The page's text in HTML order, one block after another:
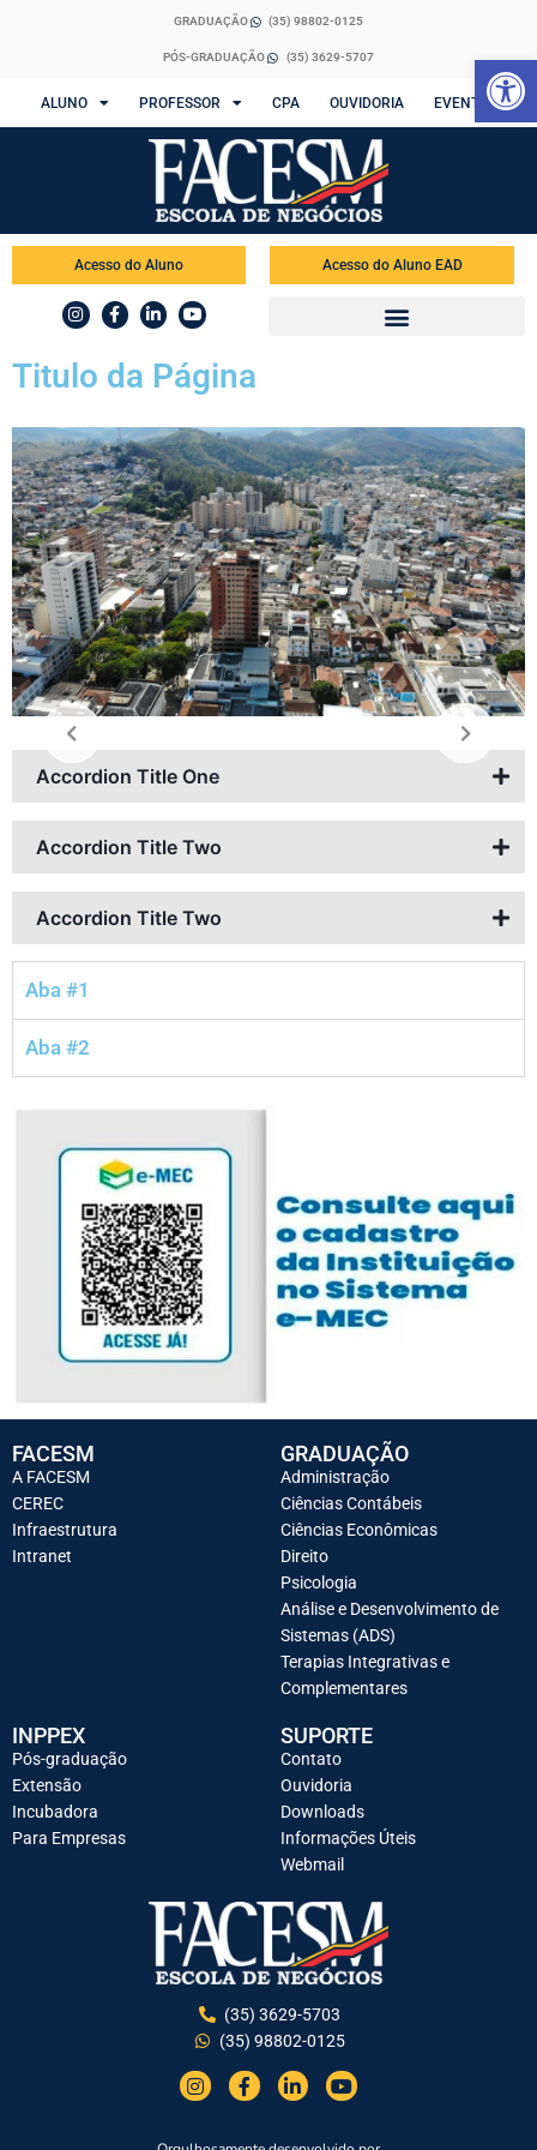
GRADUAÇÃO (35) 98802-0125
PÓS-GRADUAÇÃO (35) 3629-5707
ALUNO PROFESSOR CPA OUVIDORIA EVENTOS
Acesso do Aluno Acesso do Aluno EAD
Titulo da Página
Accordion Title One
Accordion Title Two
Accordion Title Two
Aba #1
Aba #2
FACESM
A FACESM
CEREC
Infraestrutura
Intranet
GRADUAÇÃO
Administração
Ciências Contábeis
Ciências Econômicas
Direito
Psicologia
Análise e Desenvolvimento de
Sistemas (ADS)
Terapias Integrativas e
Complementares
INPPEX
Pós-graduação
Extensão
Incubadora
Para Empresas
SUPORTE
Contato
Ouvidoria
Downloads
Informações Úteis
Webmail
(35) 3629-5703
(35) 98802-0125
Abrir